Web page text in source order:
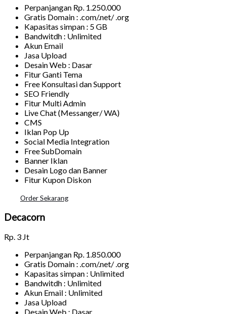
Perpanjangan Rp. 1.250.000
Gratis Domain : .com/.net/ .org
Kapasitas simpan : 5 GB
Bandwitdh : Unlimited
Akun Email
Jasa Upload
Desain Web : Dasar
Fitur Ganti Tema
Free Konsultasi dan Support
SEO Friendly
Fitur Multi Admin
Live Chat (Messanger/ WA)
CMS
Iklan Pop Up
Social Media Integration
Free SubDomain
Banner Iklan
Desain Logo dan Banner
Fitur Kupon Diskon
Order Sekarang
Decacorn
Rp. 3 Jt
Perpanjangan Rp. 1.850.000
Gratis Domain : .com/.net/ .org
Kapasitas simpan : Unlimited
Bandwitdh : Unlimited
Akun Email : Unlimited
Jasa Upload
Desain Web : Dasar